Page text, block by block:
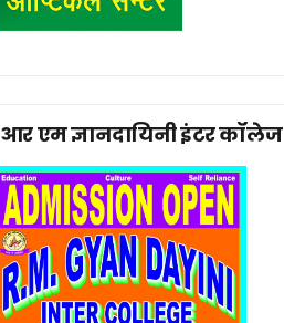
आर एम ज्ञानदायिनी इंटर कॉलेज